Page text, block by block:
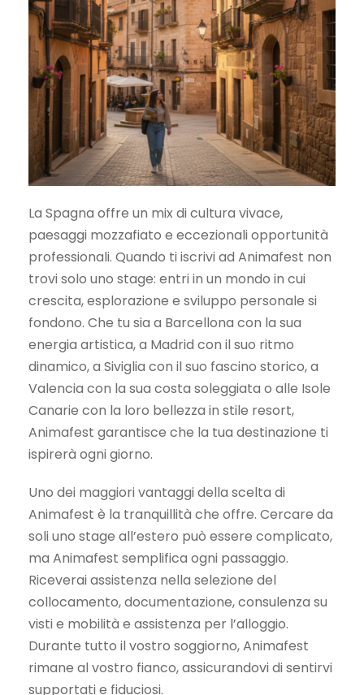
La Spagna offre un mix di cultura vivace,
paesaggi mozzafiato e eccezionali opportunità
professionali. Quando ti iscrivi ad Animafest non
trovi solo uno stage: entri in un mondo in cui
crescita, esplorazione e sviluppo personale si
fondono. Che tu sia a Barcellona con la sua
energia artistica, a Madrid con il suo ritmo
dinamico, a Siviglia con il suo fascino storico, a
Valencia con la sua costa soleggiata o alle Isole
Canarie con la loro bellezza in stile resort,
Animafest garantisce che la tua destinazione ti
ispirerà ogni giorno.
Uno dei maggiori vantaggi della scelta di
Animafest è la tranquillità che offre. Cercare da
soli uno stage all’estero può essere complicato,
ma Animafest semplifica ogni passaggio.
Riceverai assistenza nella selezione del
collocamento, documentazione, consulenza su
visti e mobilità e assistenza per l’alloggio.
Durante tutto il vostro soggiorno, Animafest
rimane al vostro fianco, assicurandovi di sentirvi
supportati e fiduciosi.